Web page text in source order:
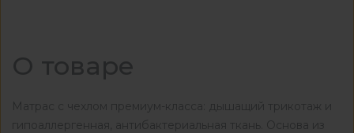
О товаре
Матрас с чехлом премиум-класса: дышащий трикотаж и
гипоаллергенная, антибактериальная ткань. Основа из